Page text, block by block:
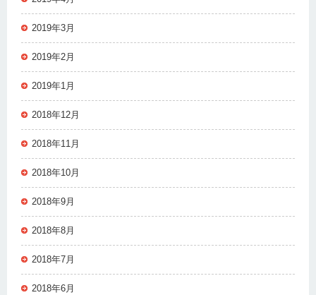
2019年3月
2019年2月
2019年1月
2018年12月
2018年11月
2018年10月
2018年9月
2018年8月
2018年7月
2018年6月